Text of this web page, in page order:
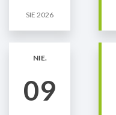
SIE 2026
NIE.
09